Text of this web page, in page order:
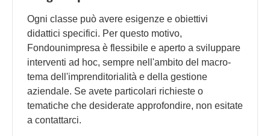
Ogni classe può avere esigenze e obiettivi
didattici specifici. Per questo motivo,
Fondounimpresa è flessibile e aperto a sviluppare
interventi ad hoc, sempre nell'ambito del macro-
tema dell'imprenditorialità e della gestione
aziendale. Se avete particolari richieste o
tematiche che desiderate approfondire, non esitate
a contattarci.